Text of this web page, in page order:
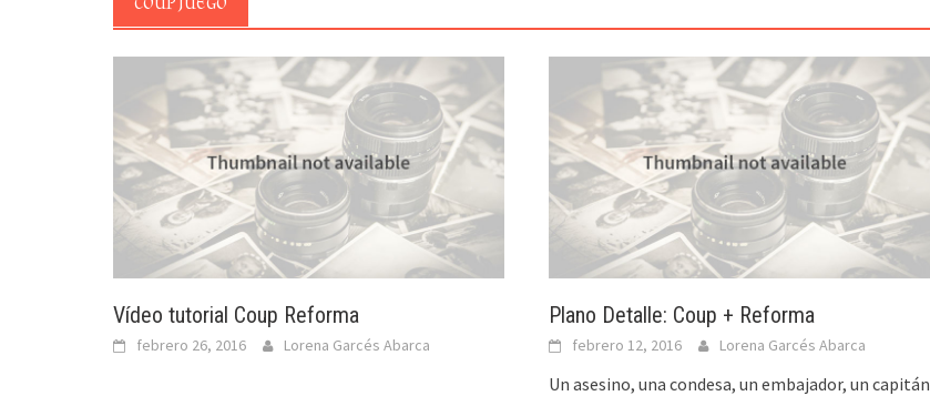
Vídeo tutorial Coup Reforma
febrero 26, 2016 Lorena Garcés Abarca
Plano Detalle: Coup + Reforma
febrero 12, 2016 Lorena Garcés Abarca
Un asesino, una condesa, un embajador, un capitán